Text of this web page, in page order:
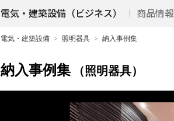
電気・建築設備（ビジネス） 商品情報
電気・建築設備 照明器具 納入事例集
納入事例集 （照明器具）